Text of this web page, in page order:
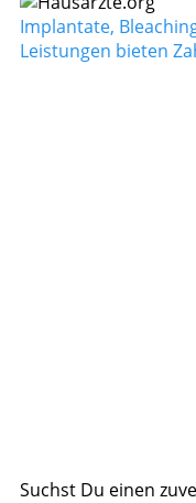
Implantate,
Leistungen bieten
Suchst Du einen